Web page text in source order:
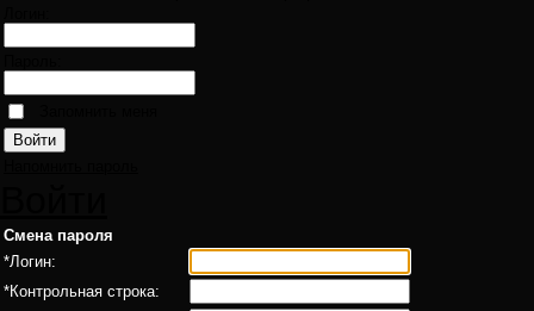
Смена пароля
*Логин:
*Контрольная строка: